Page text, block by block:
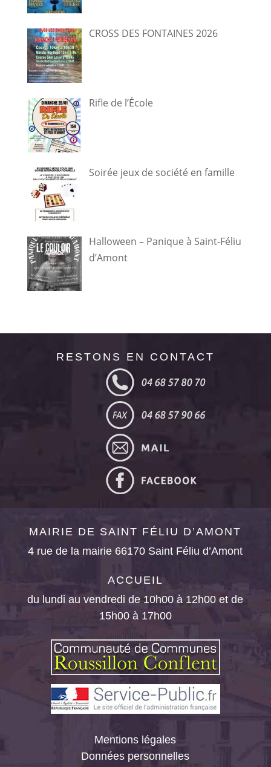
CROSS DES FONTAINES 2026
Rifle de l’École
Soirée jeux de société en famille
Halloween – Panique à Saint-Féliu
d’Amont
RESTONS EN CONTACT
MAIRIE DE SAINT FÉLIU D’AMONT
4 rue de la mairie 66170 Saint Féliu d’Amont
ACCUEIL
du lundi au vendredi de 10h00 à 12h00 et de
15h00 à 17h00
Mentions légales
Données personnelles